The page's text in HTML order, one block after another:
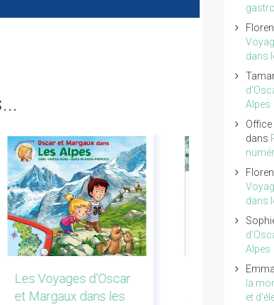
Les Voyages d'Oscar
et Margaux dans les
Revue Giono
Année 2026
dans
Alpes
dans
dans
Alpes
la
et